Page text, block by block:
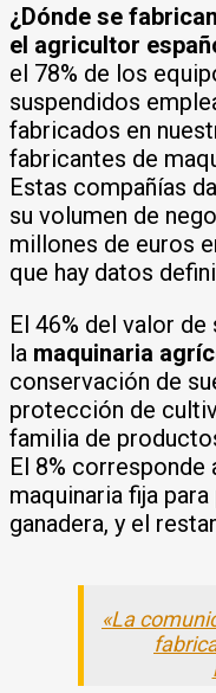
¿Dónde se
el agricultor
el 78% de los
suspendidos
fabricados en
fabricantes de
Estas compañías
su volumen de
millones de euros
que hay datos
El 46% del valor
la maquinaria
conservación de
protección de
familia de
El 8% corresponde
maquinaria fija
ganadera, y el
«La